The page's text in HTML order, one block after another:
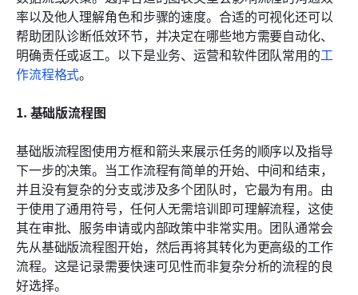
率以及他人理解角色和步骤的速度。合适的可视化还可以
帮助团队诊断低效环节，并决定在哪些地方需要自动化、
明确责任或返工。以下是业务、运营和软件团队常用的工
作流程格式。
1. 基础版流程图
基础版流程图使用方框和箭头来展示任务的顺序以及指导
下一步的决策。当工作流程有简单的开始、中间和结束，
并且没有复杂的分支或涉及多个团队时，它最为有用。由
于使用了通用符号，任何人无需培训即可理解流程，这使
其在审批、服务申请或内部政策中非常实用。团队通常会
先从基础版流程图开始，然后再将其转化为更高级的工作
流程。这是记录需要快速可见性而非复杂分析的流程的良
好选择。